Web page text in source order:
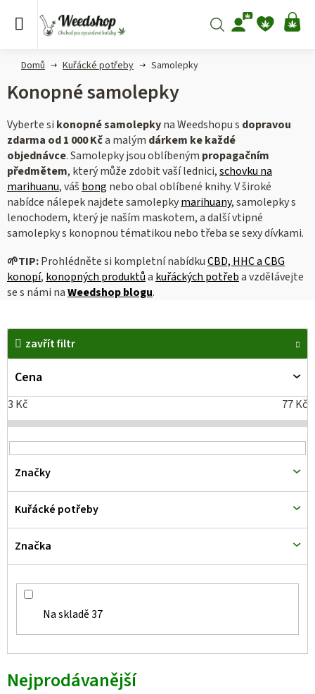
Hledat
Domů Kuřácké potřeby Samolepky
Konopné samolepky
Vyberte si konopné samolepkyna Weedshopu s dopravou
zdarma od 1 000 Kča malým dárkem ke každé
objednávce.Samolepky jsou oblíbeným propagačním
předmětem, který může zdobit vaší lednici,schovku na
marihuanu, váš bong nebo obal oblíbené knihy. V široké
nabídce nálepek najdete samolepkymarihuany, samolepky s
lenochodem, který je naším maskotem, a další vtipné
samolepky s konopnou tématikou nebo třeba se sexy dívkami.
🌱TIP:Prohlédněte si kompletní nabídkuCBD, HHC a CBG
konopí, konopných produktůa kuřáckých potřeba vzdělávejte
se s námi naWeedshop blogu.
Nejprodávanější
zavřít filtr
Cena
3 Kč 77Kč
Na skladě37
Značky
Kuřácké potřeby
Značka
V
p
i
s
p
r
o
d
u
k
t
ů